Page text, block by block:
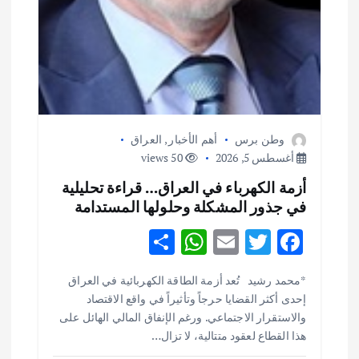
وطن برس أهم الأخبار , العراق
أغسطس 5, 2026
50 views
أزمة الكهرباء في العراق… قراءة تحليلية
في جذور المشكلة وحلولها المستدامة
F
e
b
o
T
w
it
te
r
E
m
ai
l
W
h
at
s
A
S
h
ar
e
*محمد رشيد تُعد أزمة الطاقة الكهربائية في العراق
إحدى أكثر القضايا حرجاً وتأثيراً في واقع الاقتصاد
والاستقرار الاجتماعي. ورغم الإنفاق المالي الهائل على
هذا القطاع لعقود متتالية، لا تزال…
ثقافة وفنون
اختتام ورشة السينوغرافيا في مدينة كلباء الاماراتية
أغسطس 3, 2026